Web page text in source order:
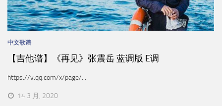
中文歌谱
【吉他谱】《再见》张震岳 蓝调版 E调
https://v.qq.com/x/page/...
14 3 月, 2020